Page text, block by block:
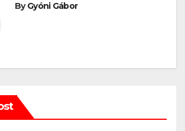
ByGyóni Gábor